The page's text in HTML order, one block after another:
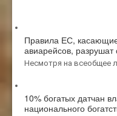
Правила ЕС,
авиарейсов,
Несмотря на всеобщее
10% богатых датчан
национального